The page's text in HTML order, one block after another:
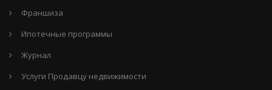
Франшиза
Ипотечные программы
Журнал
Услуги Продавцу недвижимости